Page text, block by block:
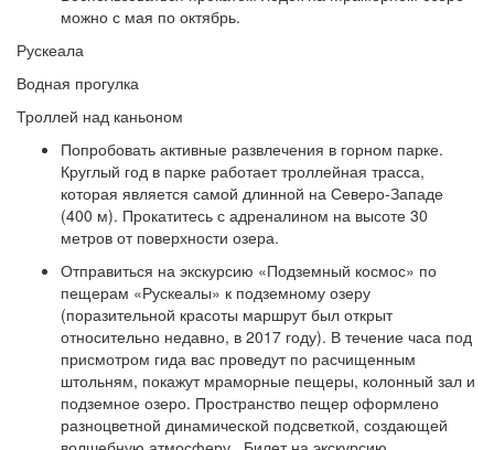
можно с мая по октябрь.
Рускеала
Водная прогулка
Троллей над каньоном
Попробовать активные развлечения в горном парке.
Круглый год в парке работает троллейная трасса,
которая является самой длинной на Северо-Западе
(400 м). Прокатитесь с адреналином на высоте 30
метров от поверхности озера.
Отправиться на экскурсию «Подземный космос» по
пещерам «Рускеалы» к подземному озеру
(поразительной красоты маршрут был открыт
относительно недавно, в 2017 году). В течение часа под
присмотром гида вас проведут по расчищенным
штольням, покажут мраморные пещеры, колонный зал и
подземное озеро. Пространство пещер оформлено
разноцветной динамической подсветкой, создающей